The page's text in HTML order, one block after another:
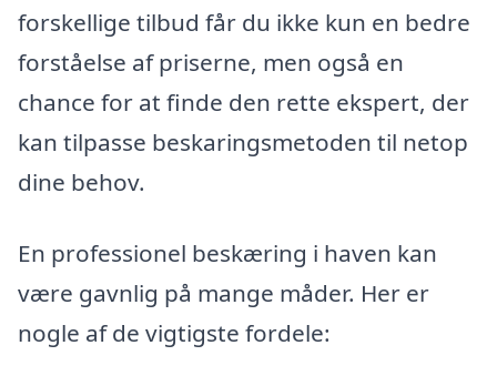
forskellige tilbud får du ikke kun en bedre
forståelse af priserne, men også en
chance for at finde den rette ekspert, der
kan tilpasse beskaringsmetoden til netop
dine behov.
En professionel beskæring i haven kan
være gavnlig på mange måder. Her er
nogle af de vigtigste fordele: